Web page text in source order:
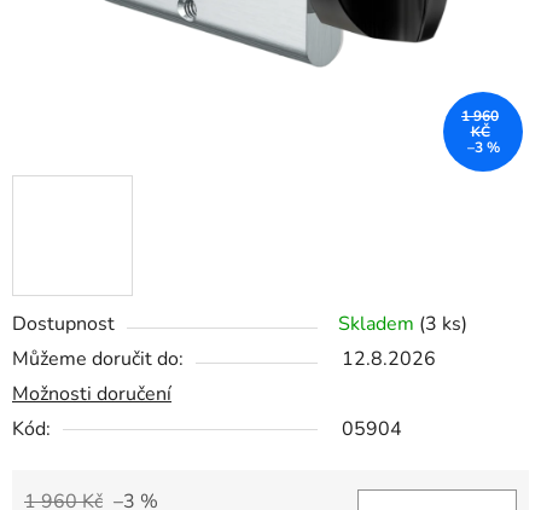
Dostupnost Skladem (3 ks)
Můžeme doručit do:
12.8.2026
Možnosti doručení
Kód:
05904
1 960 Kč –3 %
1 960
KČ
–3 %